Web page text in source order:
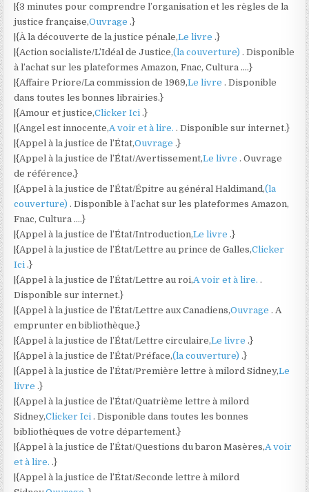
|{3 minutes pour comprendre l’organisation et les règles de la
justice française,Ouvrage .}
|{À la découverte de la justice pénale,Le livre .}
|{Action socialiste/L’Idéal de Justice,(la couverture) . Disponible
à l’achat sur les plateformes Amazon, Fnac, Cultura ….}
|{Affaire Priore/La commission de 1969,Le livre . Disponible
dans toutes les bonnes librairies.}
|{Amour et justice,Clicker Ici .}
|{Angel est innocente,A voir et à lire. . Disponible sur internet.}
|{Appel à la justice de l’État,Ouvrage .}
|{Appel à la justice de l’État/Avertissement,Le livre . Ouvrage
de référence.}
|{Appel à la justice de l’État/Épitre au général Haldimand,(la
couverture) . Disponible à l’achat sur les plateformes Amazon,
Fnac, Cultura ….}
|{Appel à la justice de l’État/Introduction,Le livre .}
|{Appel à la justice de l’État/Lettre au prince de Galles,Clicker
Ici .}
|{Appel à la justice de l’État/Lettre au roi,A voir et à lire. .
Disponible sur internet.}
|{Appel à la justice de l’État/Lettre aux Canadiens,Ouvrage . A
emprunter en bibliothèque.}
|{Appel à la justice de l’État/Lettre circulaire,Le livre .}
|{Appel à la justice de l’État/Préface,(la couverture) .}
|{Appel à la justice de l’État/Première lettre à milord Sidney,Le
livre .}
|{Appel à la justice de l’État/Quatrième lettre à milord
Sidney,Clicker Ici . Disponible dans toutes les bonnes
bibliothèques de votre département.}
|{Appel à la justice de l’État/Questions du baron Masères,A voir
et à lire. .}
|{Appel à la justice de l’État/Seconde lettre à milord